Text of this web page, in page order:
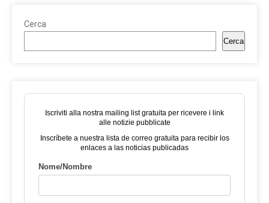
Cerca
Cerca
Iscriviti alla nostra mailing list gratuita per ricevere i link
alle notizie pubblicate
Inscríbete a nuestra lista de correo gratuita para recibir los
enlaces a las noticias publicadas
Nome/Nombre